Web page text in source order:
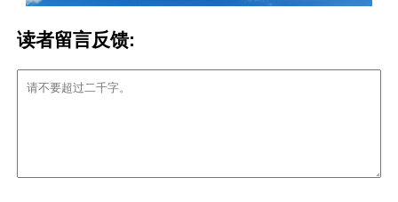
读者留言反馈: